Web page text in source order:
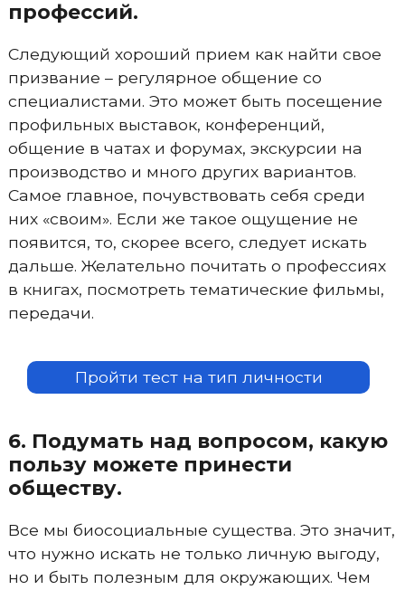
профессий.
Следующий хороший прием как найти свое
призвание – регулярное общение со
специалистами. Это может быть посещение
профильных выставок, конференций,
общение в чатах и форумах, экскурсии на
производство и много других вариантов.
Самое главное, почувствовать себя среди
них «своим». Если же такое ощущение не
появится, то, скорее всего, следует искать
дальше. Желательно почитать о профессиях
в книгах, посмотреть тематические фильмы,
передачи.
Пройти тест на тип личности
6. Подумать над вопросом, какую
пользу можете принести
обществу.
Все мы биосоциальные существа. Это значит,
что нужно искать не только личную выгоду,
но и быть полезным для окружающих. Чем